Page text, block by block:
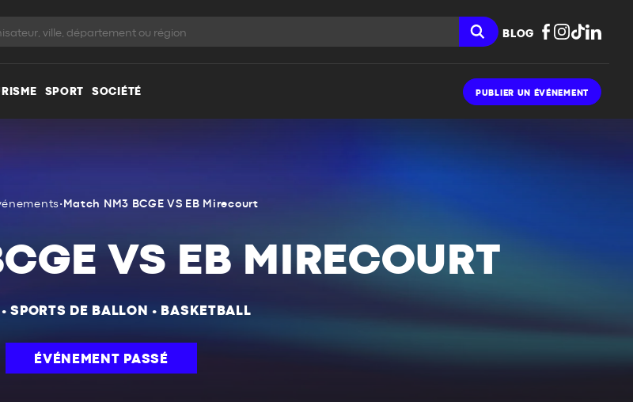
BLOG
SPORT SOCIÉTÉ PUBLIER UN ÉVÉNEMENT
• Match NM3 BCGE VS EB Mirecourt
VS EB MIRECOURT
•SPORTS DE BALLON • BASKETBALL
ÉVÉNEMENT PASSÉ